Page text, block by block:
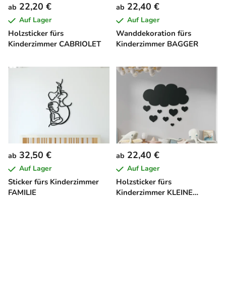
Holzsticker fürs
Kinderzimmer CABRIOLET
ab 22,20 €
Auf Lager
Wanddekoration fürs
Kinderzimmer BAGGER
ab 22,40 €
Auf Lager
Sticker fürs Kinderzimmer
FAMILIE
ab 32,50 €
Auf Lager
Holzsticker fürs
Kinderzimmer KLEINE
ab 22,40 €
Auf Lager